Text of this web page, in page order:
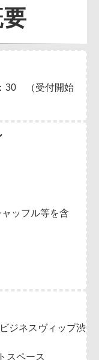
：30 （受付開始
ッフル等を含
ジネスヴィップ渋
スペース